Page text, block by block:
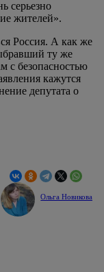
серьезно
жителей».
Россия. А как же
ту же
с безопасностью
кажутся
депутата о
Ольга Новикова